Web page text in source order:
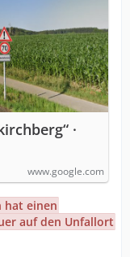
·
www.google.com
hat einen
auf den Unfallort